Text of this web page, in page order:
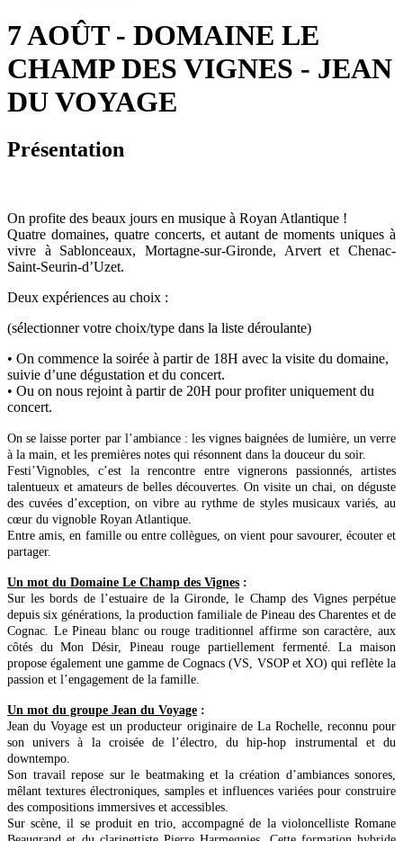
7 AOÛT - DOMAINE LE
CHAMP DES VIGNES - JEAN
DU VOYAGE
Présentation
On profite des beaux jours en musique à Royan Atlantique !
Quatre domaines, quatre concerts, et autant de moments uniques à
vivre à Sablonceaux, Mortagne-sur-Gironde, Arvert et Chenac-
Saint-Seurin-d’Uzet.
Deux expériences au choix :
(sélectionner votre choix/type dans la liste déroulante)
• On commence la soirée à partir de 18H avec la visite du domaine,
suivie d’une dégustation et du concert.
• Ou on nous rejoint à partir de 20H pour profiter uniquement du
concert.
On se laisse porter par l’ambiance : les vignes baignées de lumière, un verre
à la main, et les premières notes qui résonnent dans la douceur du soir.
Festi’Vignobles, c’est la rencontre entre vignerons passionnés, artistes
talentueux et amateurs de belles découvertes. On visite un chai, on déguste
des cuvées d’exception, on vibre au rythme de styles musicaux variés, au
cœur du vignoble Royan Atlantique.
Entre amis, en famille ou entre collègues, on vient pour savourer, écouter et
partager.
Un mot du Domaine Le Champ des Vignes :
Sur les bords de l’estuaire de la Gironde, le Champ des Vignes perpétue
depuis six générations, la production familiale de Pineau des Charentes et de
Cognac. Le Pineau blanc ou rouge traditionnel affirme son caractère, aux
côtés du Mon Désir, Pineau rouge partiellement fermenté. La maison
propose également une gamme de Cognacs (VS, VSOP et XO) qui reflète la
passion et l’engagement de la famille.
Un mot du groupe Jean du Voyage :
Jean du Voyage est un producteur originaire de La Rochelle, reconnu pour
son univers à la croisée de l’électro, du hip-hop instrumental et du
downtempo.
Son travail repose sur le beatmaking et la création d’ambiances sonores,
mêlant textures électroniques, samples et influences variées pour construire
des compositions immersives et accessibles.
Sur scène, il se produit en trio, accompagné de la violoncelliste Romane